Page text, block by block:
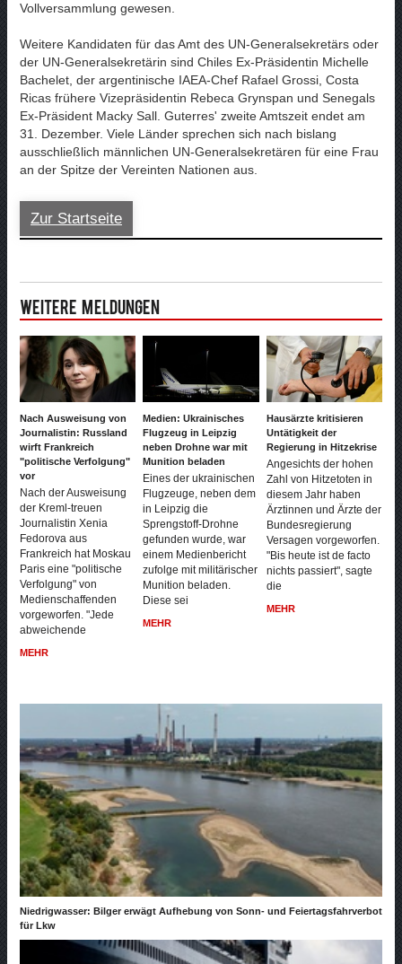
Vollversammlung gewesen.
Weitere Kandidaten für das Amt des UN-Generalsekretärs oder
der UN-Generalsekretärin sind Chiles Ex-Präsidentin Michelle
Bachelet, der argentinische IAEA-Chef Rafael Grossi, Costa
Ricas frühere Vizepräsidentin Rebeca Grynspan und Senegals
Ex-Präsident Macky Sall. Guterres' zweite Amtszeit endet am
31. Dezember. Viele Länder sprechen sich nach bislang
ausschließlich männlichen UN-Generalsekretären für eine Frau
an der Spitze der Vereinten Nationen aus.
Zur Startseite
Weitere Meldungen
Nach Ausweisung von
Journalistin: Russland
wirft Frankreich
"politische Verfolgung"
vor
Nach der Ausweisung
der Kreml-treuen
Journalistin Xenia
Fedorova aus
Frankreich hat Moskau
Paris eine "politische
Verfolgung" von
Medienschaffenden
vorgeworfen. "Jede
abweichende
MEHR
Medien: Ukrainisches
Flugzeug in Leipzig
neben Drohne war mit
Munition beladen
Eines der ukrainischen
Flugzeuge, neben dem
in Leipzig die
Sprengstoff-Drohne
gefunden wurde, war
einem Medienbericht
zufolge mit militärischer
Munition beladen.
Diese sei
MEHR
Hausärzte kritisieren
Untätigkeit der
Regierung in Hitzekrise
Angesichts der hohen
Zahl von Hitzetoten in
diesem Jahr haben
Ärztinnen und Ärzte der
Bundesregierung
Versagen vorgeworfen.
"Bis heute ist de facto
nichts passiert", sagte
die
MEHR
Niedrigwasser: Bilger erwägt Aufhebung von Sonn- und Feiertagsfahrverbot
für Lkw